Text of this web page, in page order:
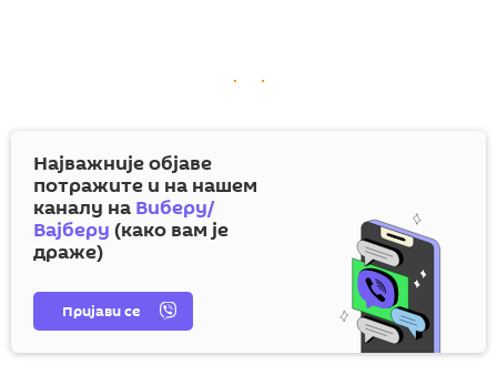
Најважније објаве
потражите и на нашем
каналу на Виберу/
Вајберу (како вам је
драже)
Пријави се